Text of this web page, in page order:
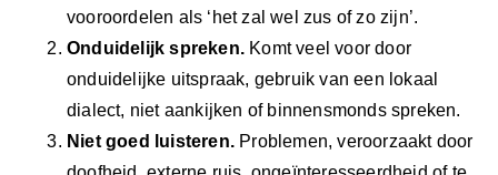
vooroordelen als ‘het zal wel zus of zo zijn’.
Ond uidelijk spreken. Komt veel voor door
onduidelijke uitspraak, gebruik van een lokaal
dialect, niet aankijken of binnensmonds spreken.
Niet goed luisteren. Problemen, veroorzaakt door